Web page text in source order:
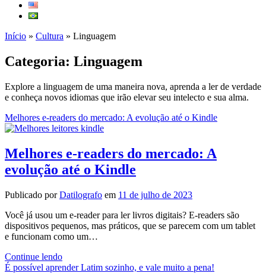
Início » Cultura » Linguagem
Categoria: Linguagem
Explore a linguagem de uma maneira nova, aprenda a ler de verdade
e conheça novos idiomas que irão elevar seu intelecto e sua alma.
Melhores e-readers do mercado: A evolução até o Kindle
Melhores e-readers do mercado: A
evolução até o Kindle
Publicado porDatilografo em 11 de julho de 2023
Você já usou um e-reader para ler livros digitais? E-readers são
dispositivos pequenos, mas práticos, que se parecem com um tablet
e funcionam como um…
Continue lendoMelhores
e-
É possível aprender Latim sozinho, e vale muito a pena!